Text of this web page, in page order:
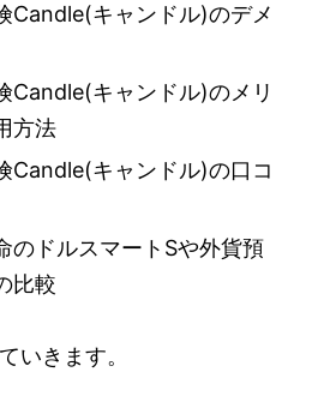
Candle(キャンドル)のデメ
Candle(キャンドル)のメリ
方法
Candle(キャンドル)の口コ
のドルスマートSや外貨預
比較
いきます。